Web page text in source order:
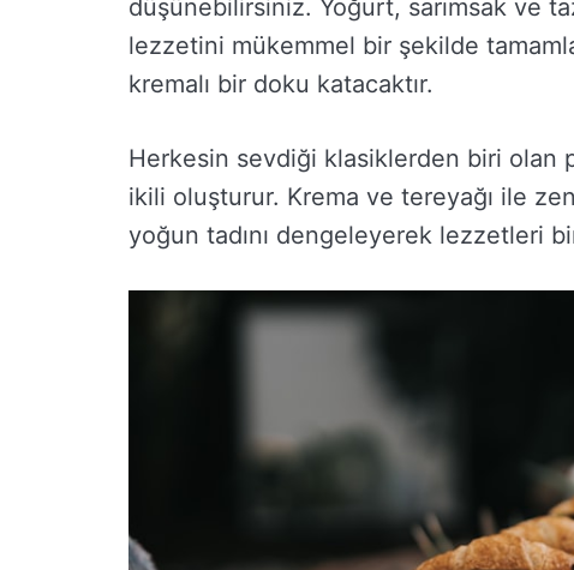
düşünebilirsiniz. Yoğurt, sarımsak ve
lezzetini mükemmel bir şekilde
kremalı bir doku katacaktır.
Herkesin sevdiği klasiklerden biri olan
ikili oluşturur. Krema ve tereyağı ile
yoğun tadını dengeleyerek lezzetleri